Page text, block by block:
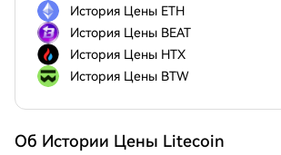
История Цены ETH
История Цены BEAT
История Цены HTX
История Цены BTW
Об Истории Цены Litecoin